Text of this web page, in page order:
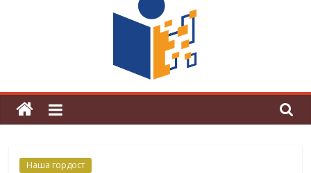
Магията на Андерсен оживя в ОУ
„Любен Каравелов“
Наша гордост